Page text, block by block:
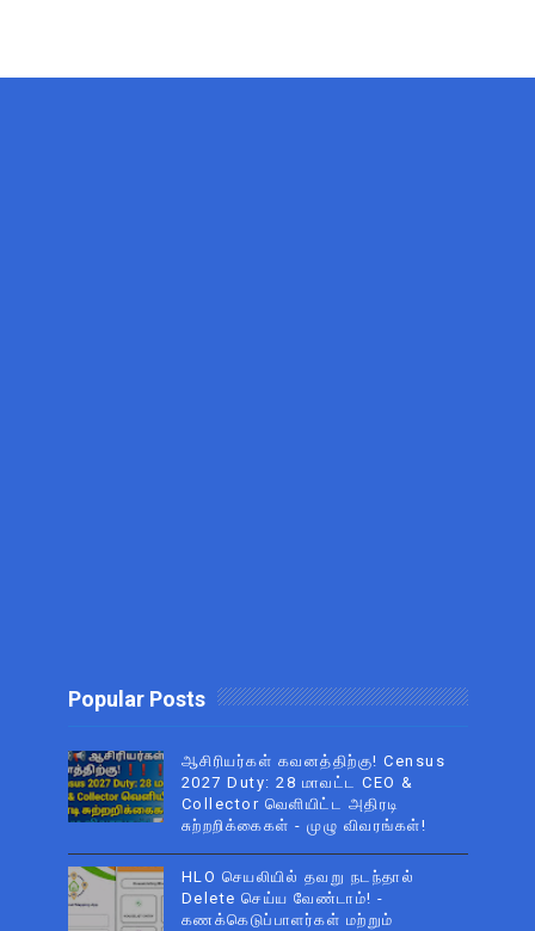
Popular Posts
ஆசிரியர்கள் கவனத்திற்கு! Census
2027 Duty: 28 மாவட்ட CEO &
Collector வெளியிட்ட அதிரடி
சுற்றறிக்கைகள் - முழு விவரங்கள்!
HLO செயலியில் தவறு நடந்தால்
Delete செய்ய வேண்டாம்! -
கணக்கெடுப்பாளர்கள் மற்றும்